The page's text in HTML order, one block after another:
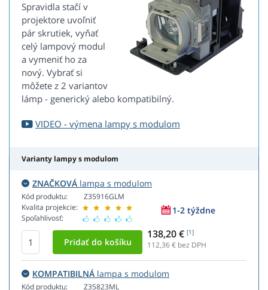
Spravidla stačí v
projektore uvoľniť
pár skrutiek, vyňať
celý lampový modul
a vymeniť ho za
nový. Vybrať si
môžete z 2 variantov
lámp - generický alebo kompatibilný.
VIDEO - výmena lampy s modulom
Varianty lampy s modulom
ZNAČKOVÁ lampa s modulom
Kód produktu:
Kvalita projekcie:
Spoľahlivosť:
Z35916GLM
1-2 týždne
138,20 € [1]
112,36€ bez DPH
KOMPATIBILNÁ lampa s modulom
Kód produktu:
Z35823ML